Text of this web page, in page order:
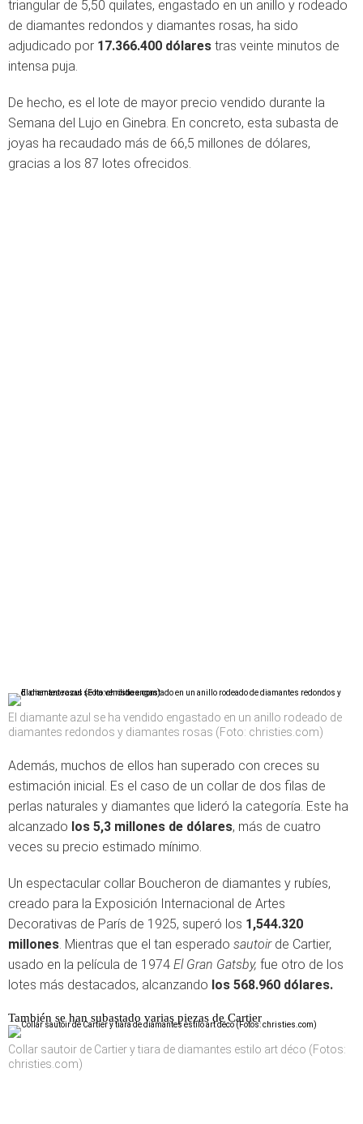
triangular de 5,50 quilates, engastado en un anillo y rodeado
de diamantes redondos y diamantes rosas, ha sido
adjudicado por 17.366.400 dólares tras veinte minutos de
intensa puja.
De hecho, es el lote de mayor precio vendido durante la
Semana del Lujo en Ginebra. En concreto, esta subasta de
joyas ha recaudado más de 66,5 millones de dólares,
gracias a los 87 lotes ofrecidos.
El diamante azul se ha vendido engastado en un anillo rodeado de
diamantes redondos y diamantes rosas (Foto: christies.com)
Además, muchos de ellos han superado con creces su
estimación inicial. Es el caso de un collar de dos filas de
perlas naturales y diamantes que lideró la categoría. Este ha
alcanzado los 5,3 millones de dólares, más de cuatro
veces su precio estimado mínimo.
Un espectacular collar Boucheron de diamantes y rubíes,
creado para la Exposición Internacional de Artes
Decorativas de París de 1925, superó los 1,544.320
millones. Mientras que el tan esperado sautoirde Cartier,
usado en la película de 1974 El Gran Gatsby, fue otro de los
lotes más destacados, alcanzando los 568.960 dólares.
También se han subastado varias piezas de Cartier
Collar sautoir de Cartier y tiara de diamantes estilo art déco (Fotos:
christies.com)